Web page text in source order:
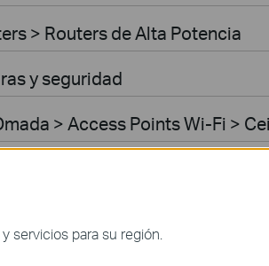
> Routers de Alta Potencia
y seguridad
> Access Points Wi-Fi >
> Switches > Access
servicios para su región.